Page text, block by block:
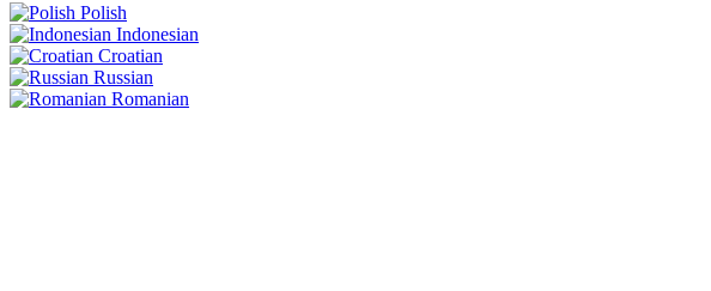
Polish
Indonesian
Croatian
Russian
Romanian